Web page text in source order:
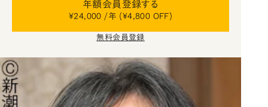
年額会員登録する
¥24,000 /年 (¥4,800 OFF)
無料会員登録